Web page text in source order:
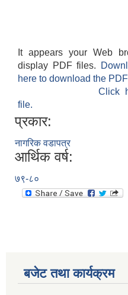
It appears your Web
display PDF files.
here to download the
Click
file.
प्रकार:
नागरिक वडापत्र
आर्थिक वर्ष:
७९-८०
बजेट तथा कार्यक्रम